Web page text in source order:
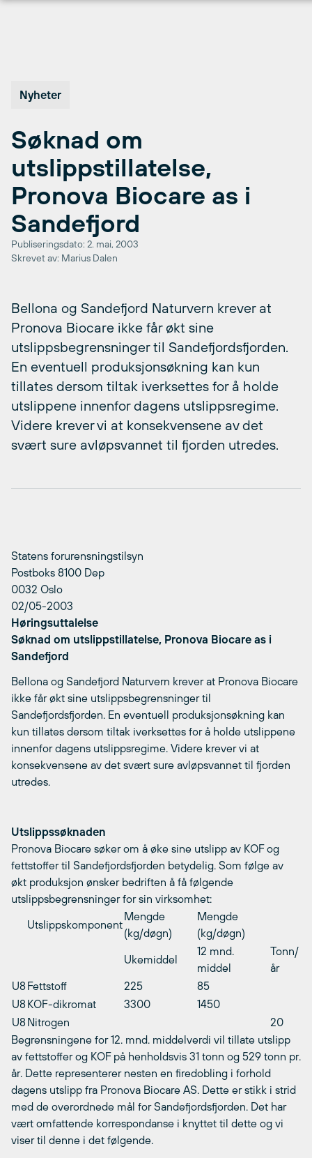
Nyheter
Søknad om
utslippstillatelse,
Pronova Biocare as i
Sandefjord
Publiseringsdato: 2. mai, 2003
Skrevet av: Marius Dalen
Bellona og Sandefjord Naturvern krever at
Pronova Biocare ikke får økt sine
utslippsbegrensninger til Sandefjordsfjorden.
En eventuell produksjonsøkning kan kun
tillates dersom tiltak iverksettes for å holde
utslippene innenfor dagens utslippsregime.
Videre krever vi at konsekvensene av det
svært sure avløpsvannet til fjorden utredes.
Statens forurensningstilsyn
Postboks 8100 Dep
0032 Oslo
02/05-2003
Høringsuttalelse
Søknad om utslippstillatelse, Pronova Biocare as i
Sandefjord
Bellona og Sandefjord Naturvern krever at Pronova Biocare
ikke får økt sine utslippsbegrensninger til
Sandefjordsfjorden. En eventuell produksjonsøkning kan
kun tillates dersom tiltak iverksettes for å holde utslippene
innenfor dagens utslippsregime. Videre krever vi at
konsekvensene av det svært sure avløpsvannet til fjorden
utredes.
Utslippssøknaden
Pronova Biocare søker om å øke sine utslipp av KOF og
fettstoffer til Sandefjordsfjorden betydelig. Som følge av
økt produksjon ønsker bedriften å få følgende
utslippsbegrensninger for sin virksomhet:
Utslippskomponent
Mengde
(kg/døgn)
Mengde
(kg/døgn)
Ukemiddel
12 mnd.
middel
Tonn/
år
U8Fettstoff 225
85
U8KOF-dikromat 3300
1450
U8Nitrogen
20
Begrensningene for 12. mnd. middelverdi vil tillate utslipp
av fettstoffer og KOF på henholdsvis 31 tonn og 529 tonn pr.
år. Dette representerer nesten en firedobling i forhold
dagens utslipp fra Pronova Biocare AS. Dette er stikk i strid
med de overordnede mål for Sandefjordsfjorden. Det har
vært omfattende korrespondanse i knyttet til dette og vi
viser til denne i det følgende.